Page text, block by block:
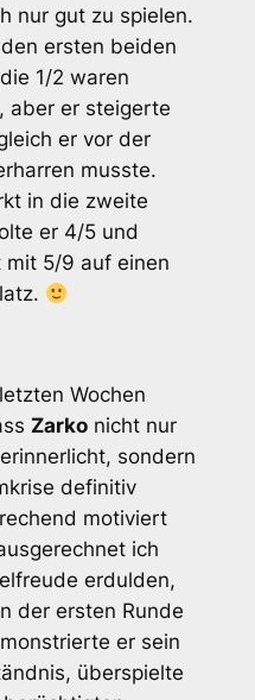
nur gut zu spielen.
ersten beiden
1/2 waren
aber er steigerte
er vor der
musste.
in die zweite
er 4/5 und
5/9 auf einen
Wochen
Zarkonicht nur
sondern
definitiv
motiviert
ich
erdulden,
der ersten Runde
er sein
überspielte